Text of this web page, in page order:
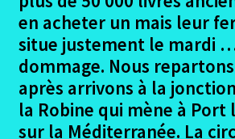
Port Lauragais – Olonzac
Olonzac – Colombiers
Colombiers – Agde canal
en acheter un mais leur
situe justement le mardi
dommage. Nous
après arrivons à la
la Robine qui mène à Port
sur la Méditerranée. La